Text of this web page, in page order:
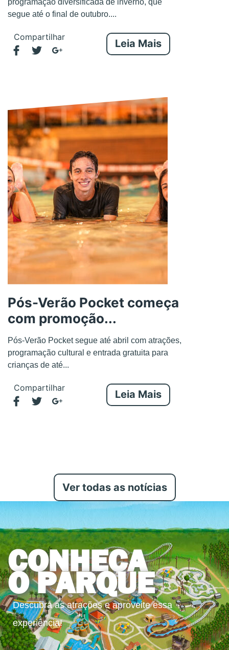
segue até o final de outubro....
Compartilhar
Leia Mais
Pós-Verão Pocket começa
com promoção...
Pós-Verão Pocket segue até abril com atrações,
programação cultural e entrada gratuita para
crianças de até...
Compartilhar
Leia Mais
Ver todas as notícias
CONHEÇA
O PARQUE
Descubra as atrações e aproveite essa
experiência!